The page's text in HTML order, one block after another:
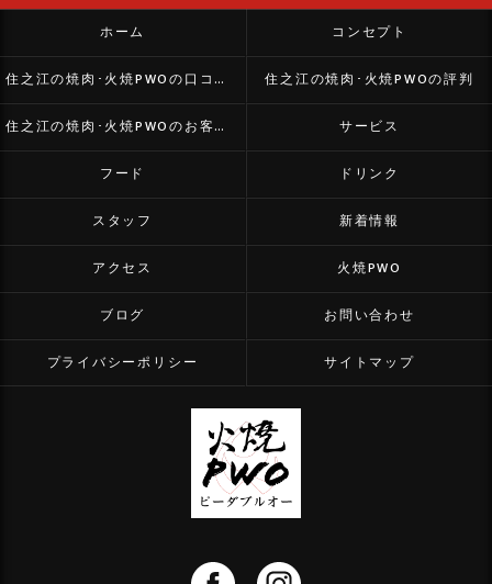
ホーム コンセプト
住之江の焼肉･火焼PWOの口コミ情報 住之江の焼肉･火焼PWOの評判
住之江の焼肉･火焼PWOのお客様の声 サービス
フード ドリンク
スタッフ 新着情報
アクセス 火焼PWO
ブログ お問い合わせ
プライバシーポリシー サイトマップ